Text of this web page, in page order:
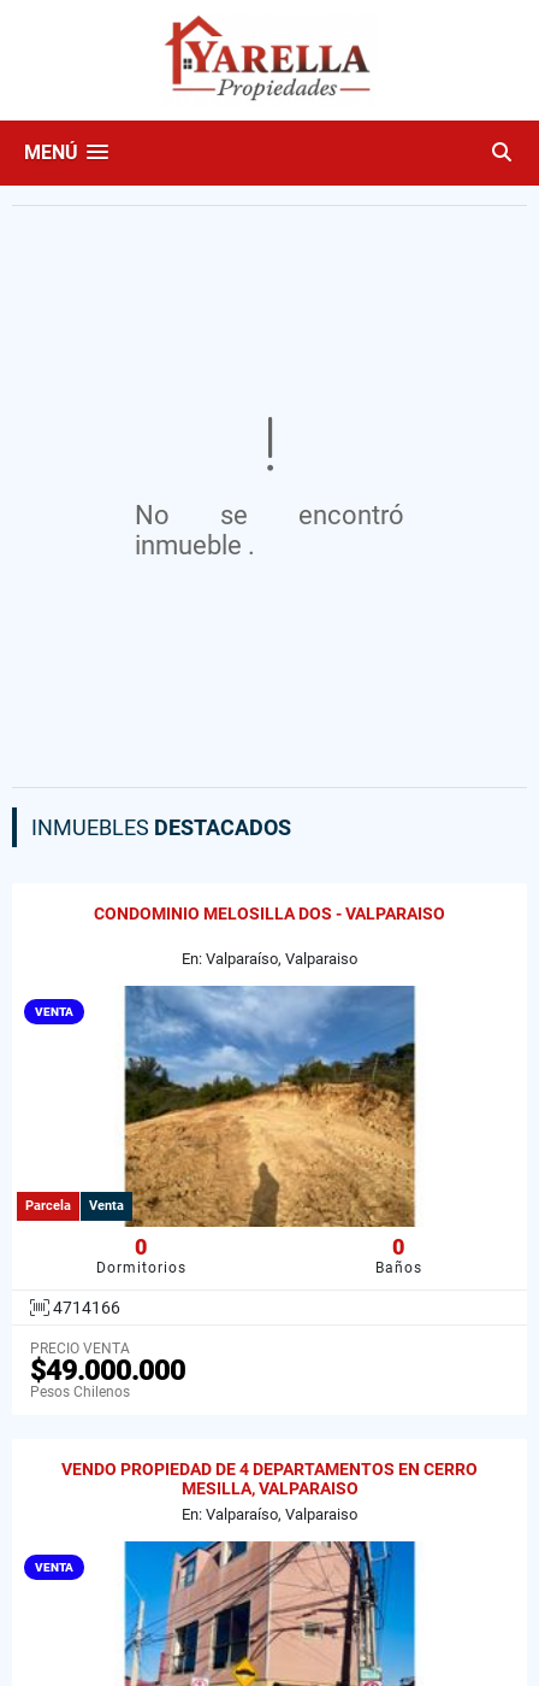
MENÚ
No se encontró
inmueble .
INMUEBLES DESTACADOS
CONDOMINIO MELOSILLA DOS - VALPARAISO
En: Valparaíso, Valparaiso
VENTA
Parcela Venta
0
Dormitorios
0
Baños
4714166
PRECIO VENTA
$49.000.000
Pesos Chilenos
VENDO PROPIEDAD DE 4 DEPARTAMENTOS EN CERRO
MESILLA, VALPARAISO
En: Valparaíso, Valparaiso
VENTA